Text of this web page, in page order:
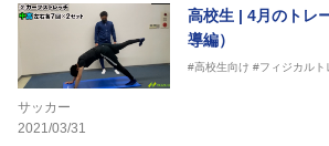
サッカー
2021/03/31
高校生 | 4月のトレ
導編）
#高校生向け #フィジカルト